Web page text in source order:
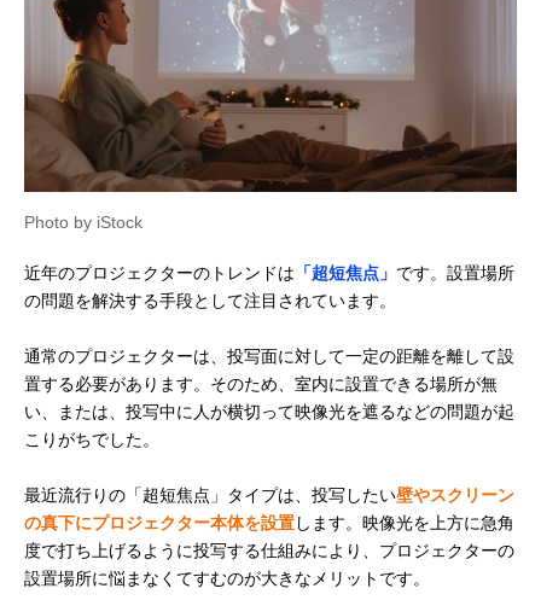
Photo by iStock
近年のプロジェクターのトレンドは 「超短焦点」 です。設置場所
の問題を解決する手段として注目されています。
通常のプロジェクターは、投写面に対して一定の距離を離して設
置する必要があります。そのため、室内に設置できる場所が無
い、または、投写中に人が横切って映像光を遮るなどの問題が起
こりがちでした。
最近流行りの「超短焦点」タイプは、投写したい壁やスクリーン
の真下にプロジェクター本体を設置します。映像光を上方に急角
度で打ち上げるように投写する仕組みにより、プロジェクターの
設置場所に悩まなくてすむのが大きなメリットです。